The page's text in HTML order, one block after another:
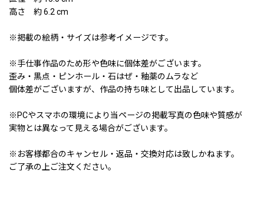
高さ 約 6.2 cm
※掲載の絵柄・サイズは参考イメージです。
※手仕事作品のため形や色味に個体差がございます。
歪み・黒点・ピンホール・石はぜ・釉薬のムラなど
個体差がございますが、作品の持ち味として出品しています。
※PCやスマホの環境により当ページの掲載写真の色味や質感が
実物とは異なって見える場合がございます。
※お客様都合のキャンセル・返品・交換対応は致しかねます。
ご了承の上ご注文ください。